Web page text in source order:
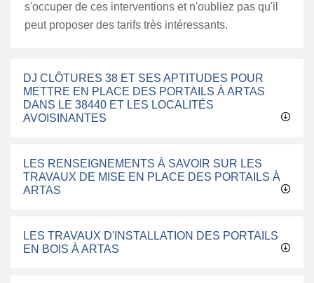
s'occuper de ces interventions et n'oubliez pas qu'il
peut proposer des tarifs très intéressants.
DJ CLÔTURES 38 ET SES APTITUDES POUR
METTRE EN PLACE DES PORTAILS À ARTAS
DANS LE 38440 ET LES LOCALITÉS
AVOISINANTES
LES RENSEIGNEMENTS À SAVOIR SUR LES
TRAVAUX DE MISE EN PLACE DES PORTAILS À
ARTAS
LES TRAVAUX D'INSTALLATION DES PORTAILS
EN BOIS À ARTAS